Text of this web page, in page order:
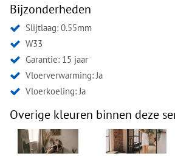
Bijzonderheden
Slijtlaag: 0.55mm
W33
Garantie: 15 jaar
Vloerverwarming: Ja
Vloerkoeling: Ja
Overige kleuren binnen deze